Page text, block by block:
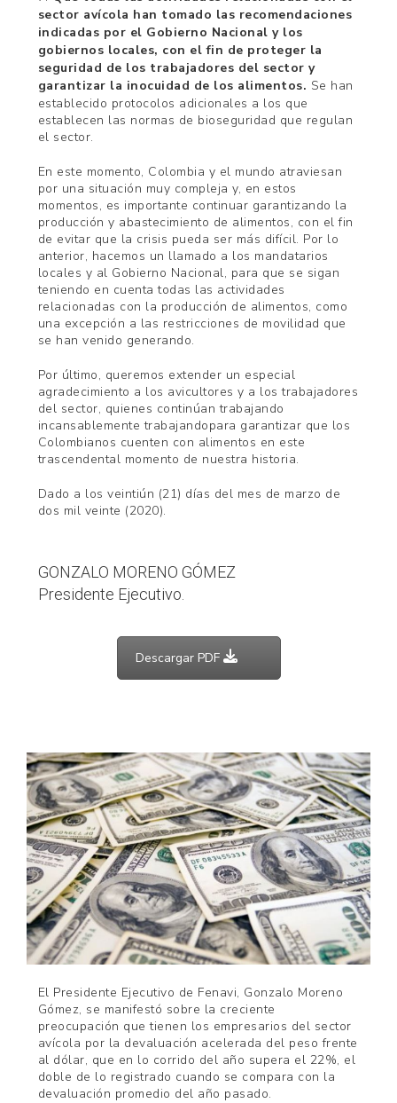
sector avícola han tomado las recomendaciones
indicadas por el Gobierno Nacional y los
gobiernos locales, con el fin de proteger la
seguridad de los trabajadores del sector y
garantizar la inocuidad de los alimentos. Se han
establecido protocolos adicionales a los que
establecen las normas de bioseguridad que regulan
el sector.
En este momento, Colombia y el mundo atraviesan
por una situación muy compleja y, en estos
momentos, es importante continuar garantizando la
producción y abastecimiento de alimentos, con el fin
de evitar que la crisis pueda ser más difícil. Por lo
anterior, hacemos un llamado a los mandatarios
locales y al Gobierno Nacional, para que se sigan
teniendo en cuenta todas las actividades
relacionadas con la producción de alimentos, como
una excepción a las restricciones de movilidad que
se han venido generando.
Por último, queremos extender un especial
agradecimiento a los avicultores y a los trabajadores
del sector, quienes continúan trabajando
incansablemente trabajandopara garantizar que los
Colombianos cuenten con alimentos en este
trascendental momento de nuestra historia.
Dado a los veintiún (21) días del mes de marzo de
dos mil veinte (2020).
GONZALO MORENO GÓMEZ
Presidente Ejecutivo.
Descargar PDF
El Presidente Ejecutivo de Fenavi, Gonzalo Moreno
Gómez, se manifestó sobre la creciente
preocupación que tienen los empresarios del sector
avícola por la devaluación acelerada del peso frente
al dólar, que en lo corrido del año supera el 22%, el
doble de lo registrado cuando se compara con la
devaluación promedio del año pasado.